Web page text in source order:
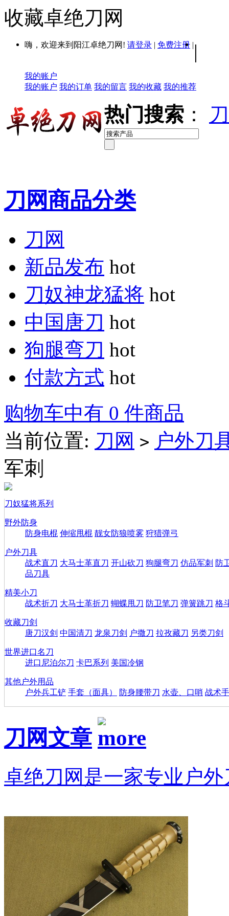
收藏卓绝刀网
嗨，欢迎来到阳江卓绝刀网! 请登录 | 免费注册 | |
我的账户
我的账户 我的订单 我的留言 我的收藏 我的推荐
热门搜索 ：
刀网商品分类
刀网
新品发布 hot
刀奴神龙猛将 hot
中国唐刀 hot
狗腿弯刀 hot
付款方式 hot
购物车中有 0 件商品
当前位置: 刀网 > 户外刀
军刺
刀奴猛将系列
野外防身
防身电棍 伸缩甩棍 靓女防狼喷雾 狩猎弹弓
户外刀具
战术直刀 大马士革直刀 开山砍刀 狗腿弯刀 仿品军刺 防
品刀具
精美小刀
战术折刀 大马士革折刀 蝴蝶甩刀 防卫笔刀 弹簧跳刀 格
收藏刀剑
唐刀汉剑 中国清刀 龙泉刀剑 户撒刀 拉孜藏刀 另类刀剑
世界进口名刀
进口尼泊尔刀 卡巴系列 美国冷钢
其他户外用品
户外兵工铲 手套（面具） 防身腰带刀 水壶、口哨 战术
刀网文章
卓绝刀网是一家专业户